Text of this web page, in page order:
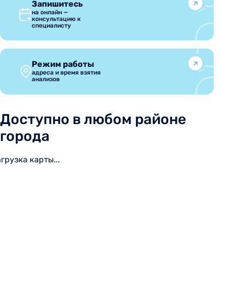
Запишитесь
на онлайн —
консультацию к
специалисту
Режим работы
адреса и время взятия
анализов
Доступно в любом районе
города
карты...